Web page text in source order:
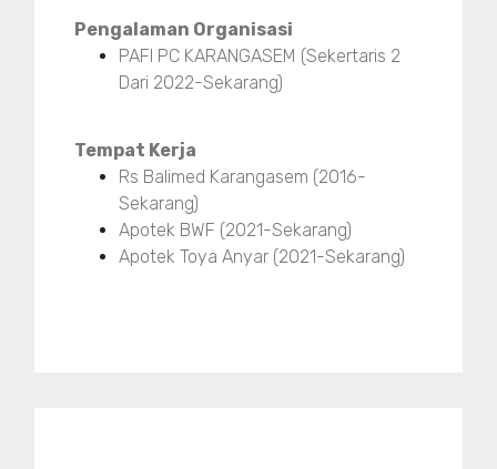
Pengalaman Organisasi
PAFI PC KARANGASEM (Sekertaris 2
Dari 2022-Sekarang)
Tempat Kerja
Rs Balimed Karangasem (2016-
Sekarang)
Apotek BWF (2021-Sekarang)
Apotek Toya Anyar (2021-Sekarang)